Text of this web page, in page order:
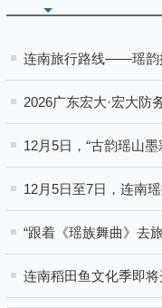
连南旅行路线——瑶韵
2026广东宏大·宏大防
年3月29日（星期日）
12月5日，“古韵瑶山
连南瑶族文化主题艺术
拉开帷幕
12月5日至7日，连南
届“盘王节·耍歌堂”瑶
“跟着《瑶族舞曲》去
一届瑶排梯田稻田鱼
连南稻田鱼文化季即将